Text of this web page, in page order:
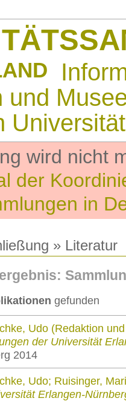
und
wird nicht
der
in
» Literatur
gefunden
Udo (Redaktion
der Universität
2014
Udo; Ruisinger,
Erlangen-